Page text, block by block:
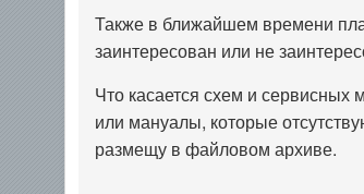
Также в ближайшем времени
заинтересован или не
Что касается схем и сервисных
или мануалы, которые
размещу в файловом архиве.